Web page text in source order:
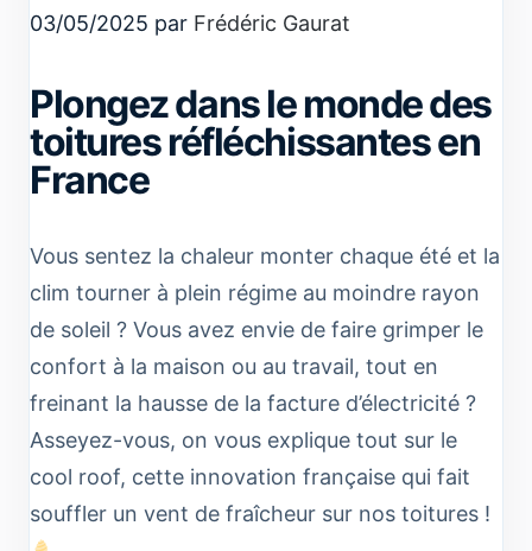
03/05/2025 par Frédéric Gaurat
Plongez dans le monde des
toitures réfléchissantes en
France
Vous sentez la chaleur monter chaque été et la
clim tourner à plein régime au moindre rayon
de soleil ? Vous avez envie de faire grimper le
confort à la maison ou au travail, tout en
freinant la hausse de la facture d’électricité ?
Asseyez-vous, on vous explique tout sur le
cool roof, cette innovation française qui fait
souffler un vent de fraîcheur sur nos toitures !